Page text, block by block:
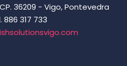
36209 - Vigo, Pontevedra
886 317 733